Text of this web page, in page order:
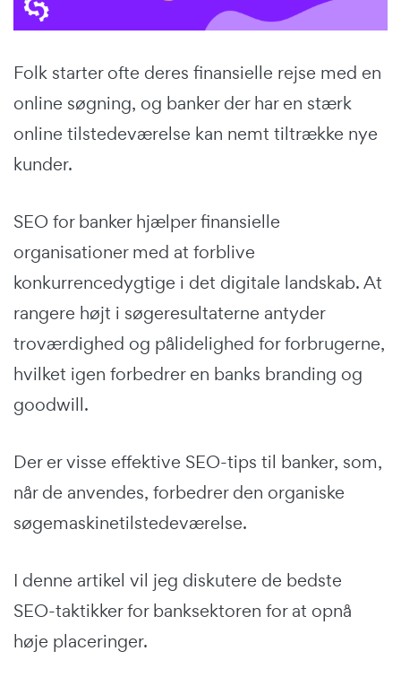
Folk starter ofte deres finansielle rejse med en
online søgning, og banker der har en stærk
online tilstedeværelse kan nemt tiltrække nye
kunder.
SEO for banker hjælper finansielle
organisationer med at forblive
konkurrencedygtige i det digitale landskab. At
rangere højt i søgeresultaterne antyder
troværdighed og pålidelighed for forbrugerne,
hvilket igen forbedrer en banks branding og
goodwill.
Der er visse effektive SEO-tips til banker, som,
når de anvendes, forbedrer den organiske
søgemaskinetilstedeværelse.
I denne artikel vil jeg diskutere de bedste
SEO-taktikker for banksektoren for at opnå
høje placeringer.